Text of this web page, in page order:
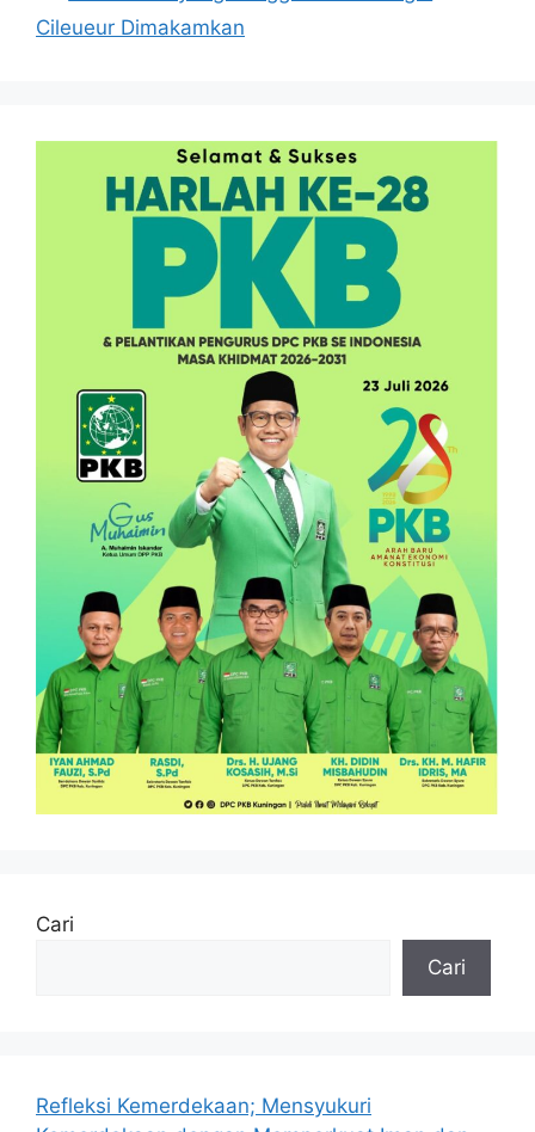
Cileueur Dimakamkan
Cari
Cari
Refleksi Kemerdekaan; Mensyukuri